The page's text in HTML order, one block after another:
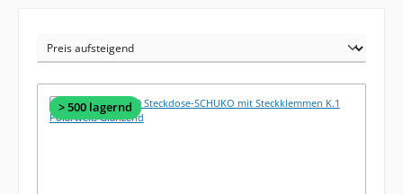
> 500 lagernd